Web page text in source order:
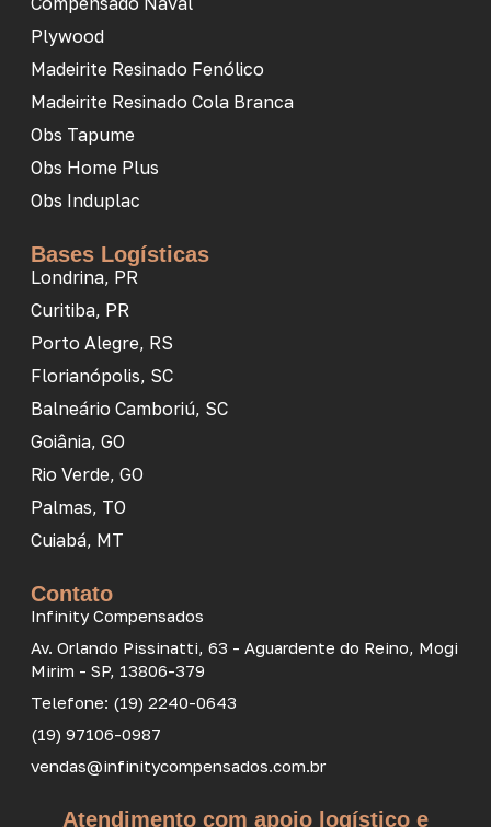
Plywood
Madeirite Resinado Fenólico
Madeirite Resinado Cola Branca
Obs Tapume
Obs Home Plus
Obs Induplac
Bases Logísticas
Londrina, PR
Curitiba, PR
Porto Alegre, RS
Florianópolis, SC
Balneário Camboriú, SC
Goiânia, GO
Rio Verde, GO
Palmas, TO
Cuiabá, MT
Contato
Infinity Compensados
Av. Orlando Pissinatti, 63 - Aguardente do Reino, Mogi
Mirim - SP, 13806-379
Telefone: (19) 2240-0643
(19) 97106-0987
vendas@infinitycompensados.com.br
Atendimento com apoio logístico e